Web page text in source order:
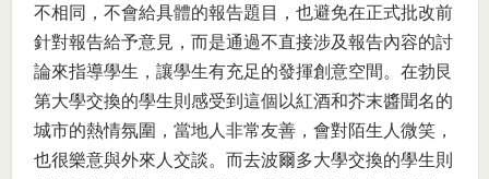
不相同，不會給具體的報告題目，也避免在正式批改前
針對報告給予意見，而是通過不直接涉及報告內容的討
論來指導學生，讓學生有充足的發揮創意空間。在勃艮
第大學交換的學生則感受到這個以紅酒和芥末醬聞名的
城市的熱情氛圍，當地人非常友善，會對陌生人微笑，
也很樂意與外來人交談。而去波爾多大學交換的學生則